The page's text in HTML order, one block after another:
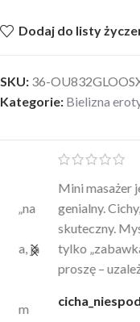
Dodaj do listy
SKU: 36-
Kategorie: Bielizna
Mini masażer jest…
genialny. Cichy,
skuteczny.
tylko „zabawka”, a tu
proszę – uzależnia 😅